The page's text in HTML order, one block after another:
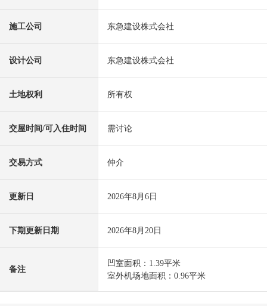
施工公司 东急建设株式会社
设计公司 东急建设株式会社
土地权利 所有权
交屋时间/可入住时间 需讨论
交易方式 仲介
更新日 2026年8月6日
下期更新日期 2026年8月20日
备注
凹室面积：1.39平米
室外机场地面积：0.96平米